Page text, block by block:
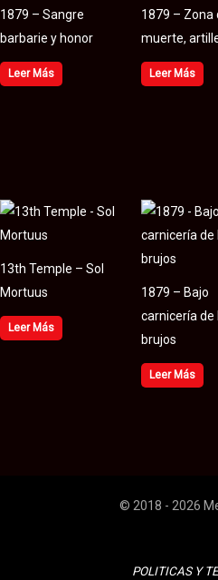
1879 – Sangre
barbarie y honor
Leer Más
1879 – Zona
muerte,
Leer Más
13th Temple – Sol
Mortuus
Leer Más
1879 – Bajo
carnicería de
brujos
Leer Más
© 2018 - 2026
POLITICAS Y